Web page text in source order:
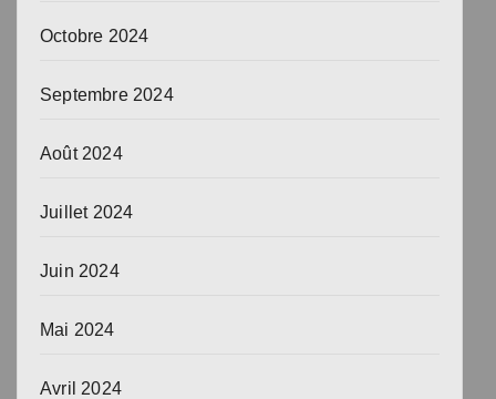
Octobre 2024
Septembre 2024
Août 2024
Juillet 2024
Juin 2024
Mai 2024
Avril 2024